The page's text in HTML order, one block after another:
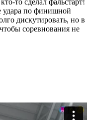
удара по финишной
дискутировать, но в
соревнования не